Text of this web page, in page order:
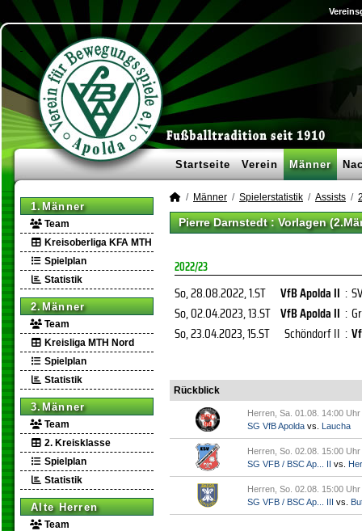
Startseite Verein Männer
1.Männer
Team
Kreisoberliga KFA MTH
Spielplan
Statistik
2.Männer
Team
Kreisliga MTH Nord
Spielplan
Statistik
3.Männer
Team
2. Kreisklasse
Spielplan
Statistik
Alte Herren
Team
Männer Spielerstatistik Assists
Pierre Darnstedt : Vorlagen
2022/23
So, 28.08.2022, 1.ST VfB Apolda II :
So, 02.04.2023, 13.ST VfB Apolda II :
So, 23.04.2023, 15.ST Schöndorf II :
Rückblick
Herren, Sa. 01.08. 14:00 Uhr
SG VfB Apolda vs. Laucha
Herren, So. 02.08. 15:00 Uhr
SG VFB / BSC Ap... II vs.
Herren, So. 02.08. 15:00 Uhr
SG VFB / BSC Ap... III vs.